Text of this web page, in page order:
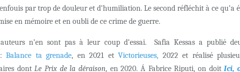
par trop de douleur et d’humiliation. Le second réfléchit à ce qu’a
en mémoire et en oubli de ce crime de guerre.
n’en sont pas à leur coup d’essai. Safia Kessas a publié
Balance ta grenade, en 2021 etVictorieuses, 2022 et réalisé
dontLe Prix de la déraison, en 2020. Á Fabrice Riputi, on doitIci,